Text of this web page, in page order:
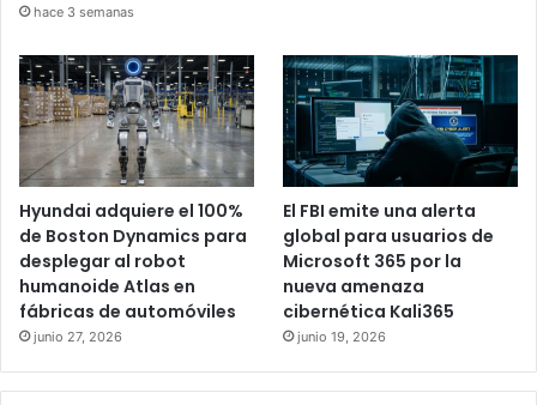
hace 3 semanas
Hyundai adquiere el 100%
de Boston Dynamics para
desplegar al robot
humanoide Atlas en
fábricas de automóviles
junio 27, 2026
El FBI emite una alerta
global para usuarios de
Microsoft 365 por la
nueva amenaza
cibernética Kali365
junio 19, 2026